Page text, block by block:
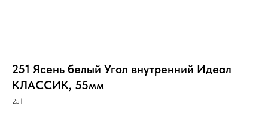
251 Ясень белый Угол внутренний Идеал
КЛАССИК, 55мм
251